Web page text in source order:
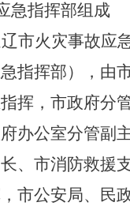
急指挥部组成
市火灾事故应
指挥部），由
挥，市政府分
府办公室分管副
、市消防救援
市公安局、民